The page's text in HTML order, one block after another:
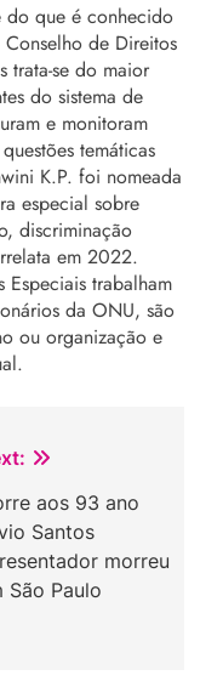
do que é conhecido
de Direitos
trata-se do maior
do sistema de
e monitoram
temáticas
K.P. foi nomeada
especial sobre
discriminação
em 2022.
Especiais trabalham
da ONU, são
ou organização e
aos 93 ano
Santos
morreu
São Paulo